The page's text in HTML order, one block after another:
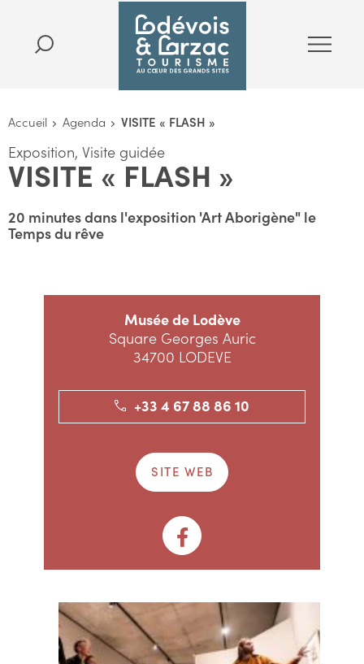
Accueil Agenda VISITE « FLASH »
Exposition, Visite guidée
VISITE « FLASH »
20 minutes dans l'exposition 'Art Aborigène" le
Temps du rêve
Musée de Lodève
Square Georges Auric
34700 LODEVE
+33 4 67 88 86 10
SITE WEB